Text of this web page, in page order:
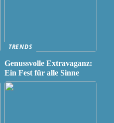
TRENDS
Genussvolle Extravaganz:
Ein Fest für alle Sinne